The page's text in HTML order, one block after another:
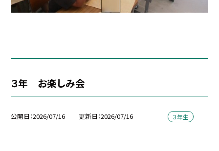
３年 お楽しみ会
公開日 2026/07/16 更新日 2026/07/16 ３年生